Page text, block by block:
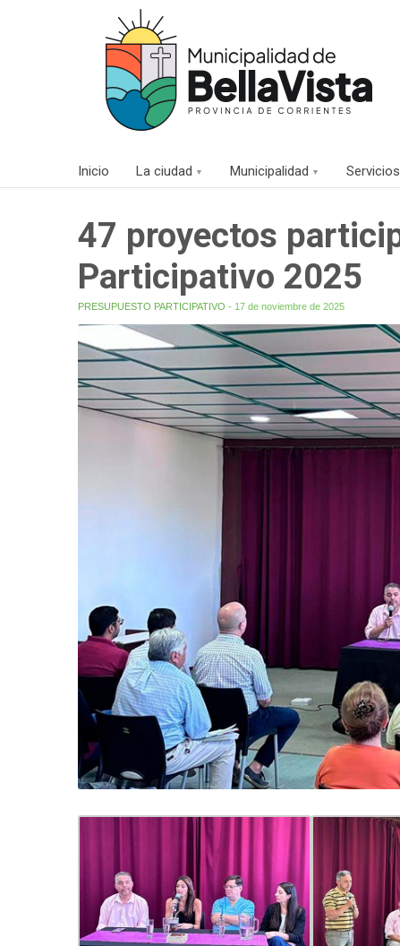
Inicio La ciudad Municipalidad
47 proyectos
Participativo 2025
PRESUPUESTO PARTICIPATIVO - 17 de noviembre de 2025